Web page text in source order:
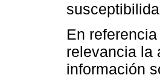
En
relevancia la
información